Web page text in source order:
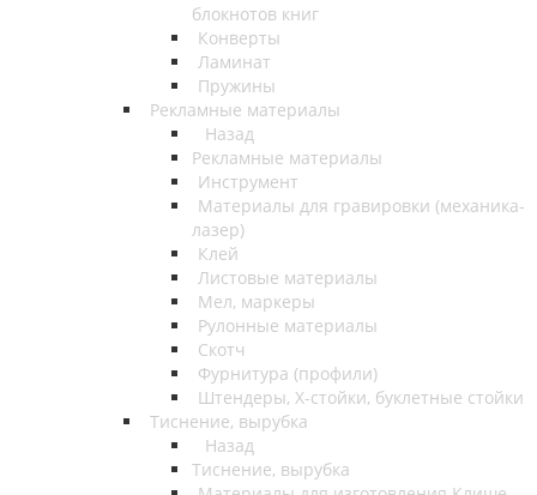
блокнотов книг
Конверты
Ламинат
Пружины
Рекламные материалы
Назад
Рекламные материалы
Инструмент
Материалы для гравировки (механика-
лазер)
Клей
Листовые материалы
Мел, маркеры
Рулонные материалы
Скотч
Фурнитура (профили)
Штендеры, Х-стойки, буклетные стойки
Тиснение, вырубка
Назад
Тиснение, вырубка